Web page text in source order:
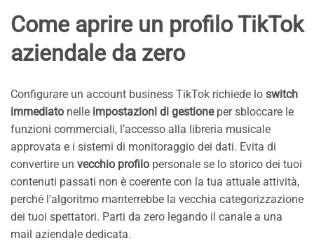
Come aprire un profilo TikTok
aziendale da zero
Configurare un account business TikTok richiede lo switch
immediato nelle impostazioni di gestioneper sbloccare le
funzioni commerciali, l’accesso alla libreria musicale
approvata e i sistemi di monitoraggio dei dati. Evita di
convertire un vecchio profilo personale se lo storico dei tuoi
contenuti passati non è coerente con la tua attuale attività,
perché l'algoritmo manterrebbe la vecchia categorizzazione
dei tuoi spettatori. Parti da zero legando il canale a una
mail aziendale dedicata.